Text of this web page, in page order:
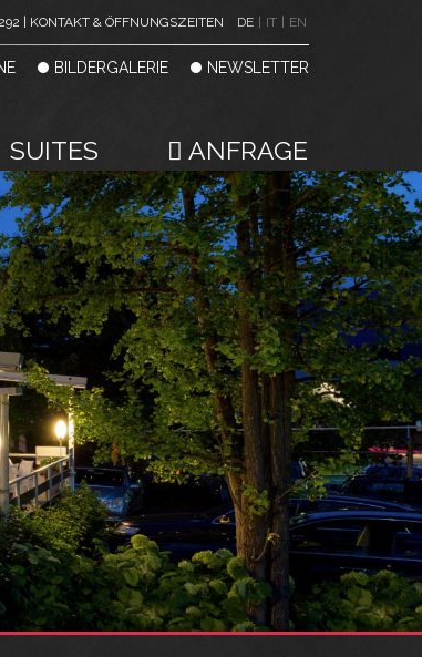
DE IT EN
| KONTAKT & ÖFFNUNGSZEITEN
BILDERGALERIE NEWSLETTER
SUITES ANFRAGE